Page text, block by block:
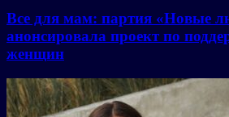
Все для мам: партия «Новые
анонсировала проект по
женщин